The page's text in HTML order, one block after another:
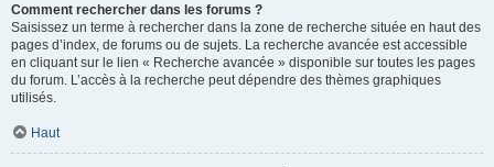
Comment rechercher dans les forums ?
Saisissez un terme à rechercher dans la zone de recherche située en haut des
pages d’index, de forums ou de sujets. La recherche avancée est accessible
en cliquant sur le lien « Recherche avancée » disponible sur toutes les pages
du forum. L’accès à la recherche peut dépendre des thèmes graphiques
utilisés.
Haut